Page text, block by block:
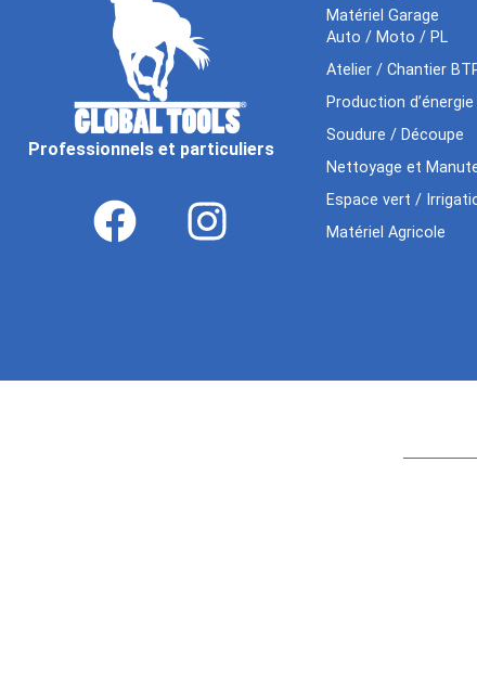
Professionnels et particuliers
Matériel Garage
Auto / Moto / PL
Atelier / Chantier
Production d’énergie
Soudure / Découpe
Nettoyage et
Espace vert /
Matériel Agricole